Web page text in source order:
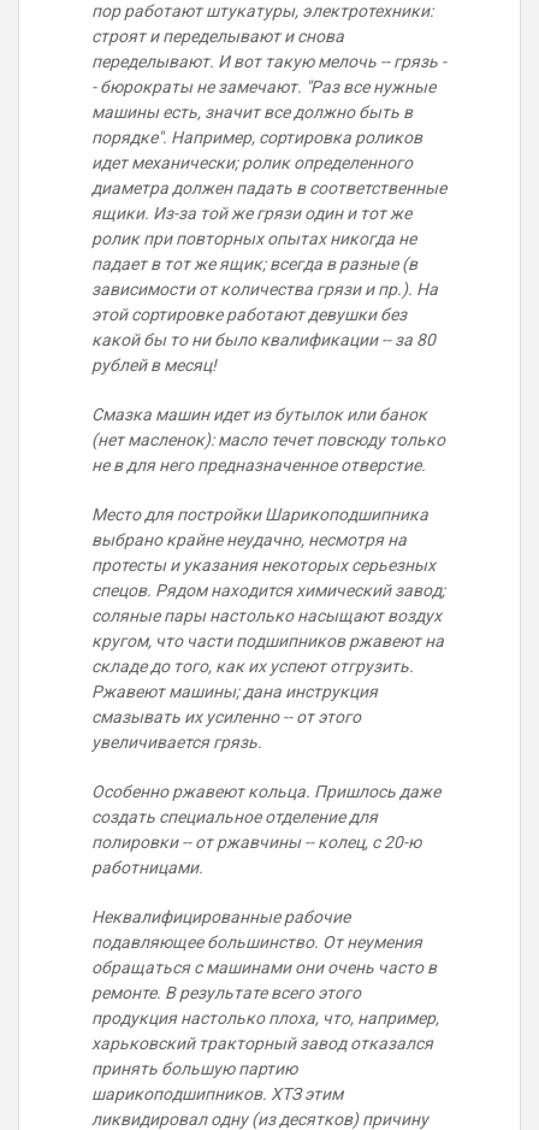
пор работают штукатуры, электротехники:
строят и переделывают и снова
переделывают. И вот такую мелочь -- грязь -
- бюрократы не замечают. "Раз все нужные
машины есть, значит все должно быть в
порядке". Например, сортировка роликов
идет механически; ролик определенного
диаметра должен падать в соответственные
ящики. Из-за той же грязи один и тот же
ролик при повторных опытах никогда не
падает в тот же ящик; всегда в разные (в
зависимости от количества грязи и пр.). На
этой сортировке работают девушки без
какой бы то ни было квалификации -- за 80
рублей в месяц!
Смазка машин идет из бутылок или банок
(нет масленок): масло течет повсюду только
не в для него предназначенное отверстие.
Место для постройки Шарикоподшипника
выбрано крайне неудачно, несмотря на
протесты и указания некоторых серьезных
спецов. Рядом находится химический завод;
соляные пары настолько насыщают воздух
кругом, что части подшипников ржавеют на
складе до того, как их успеют отгрузить.
Ржавеют машины; дана инструкция
смазывать их усиленно -- от этого
увеличивается грязь.
Особенно ржавеют кольца. Пришлось даже
создать специальное отделение для
полировки -- от ржавчины -- колец, с 20-ю
работницами.
Неквалифицированные рабочие
подавляющее большинство. От неумения
обращаться с машинами они очень часто в
ремонте. В результате всего этого
продукция настолько плоха, что, например,
харьковский тракторный завод отказался
принять большую партию
шарикоподшипников. ХТЗ этим
ликвидировал одну (из десятков) причину